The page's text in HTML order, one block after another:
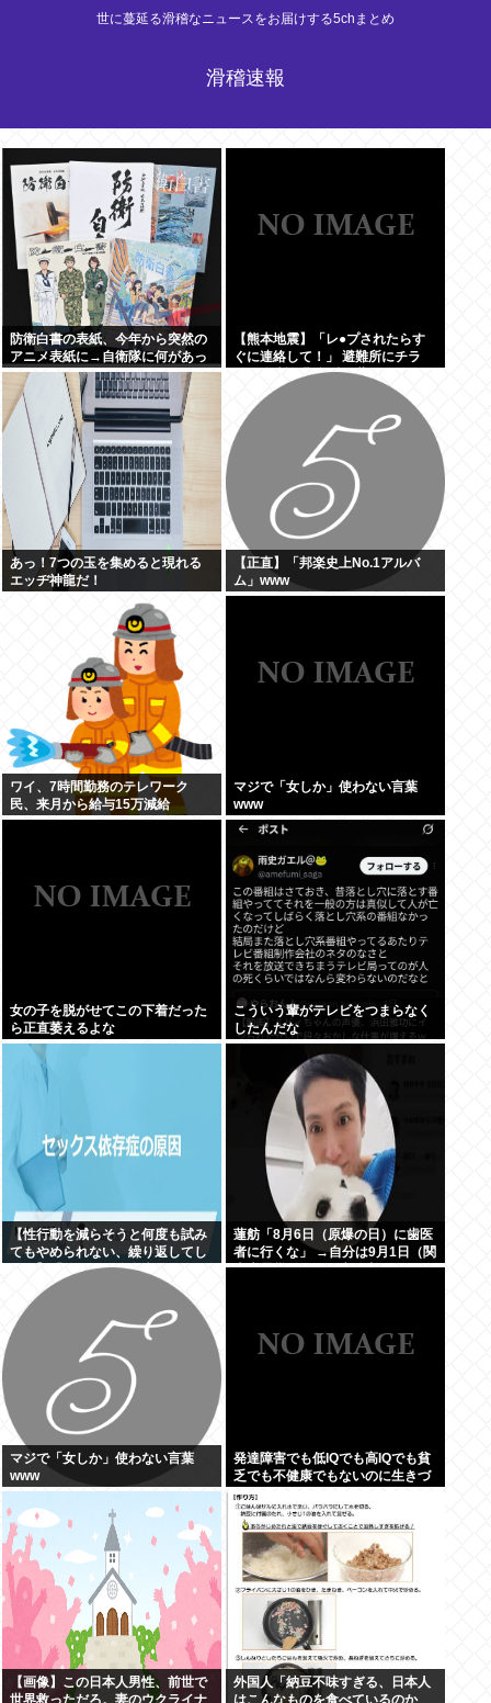
世に蔓延る滑稽なニュースをお届けする5chまとめ
滑稽速報
防衛白書の表紙、今年から突然の
アニメ表紙に→自衛隊に何があっ
たのか。
【熊本地震】「レ●プされたらす
ぐに連絡して！」 避難所にチラ
シ。 無料で緊急避妊薬を届けるシ
ステムを実現へ
あっ！7つの玉を集めると現れる
エッヂ神龍だ！
【正直】「邦楽史上No.1アルバ
ム」www
ワイ、7時間勤務のテレワーク
民、来月から給与15万減給
マジで「女しか」使わない言葉
www
女の子を脱がせてこの下着だった
ら正直萎えるよな
こういう輩がテレビをつまらなく
したんだな
【性行動を減らそうと何度も試み
てもやめられない、繰り返してし
まう】「セクロス依存症」
蓮舫「8月6日（原爆の日）に歯医
者に行くな」 →自分は9月1日（関
東大震災の日）に歯医者に行って
マジで「女しか」使わない言葉
www
発達障害でも低IQでも高IQでも貧
乏でも不健康でもないのに生きづ
らい奴www
【画像】この日本人男性、前世で
外国人「納豆不味すぎる、日本人